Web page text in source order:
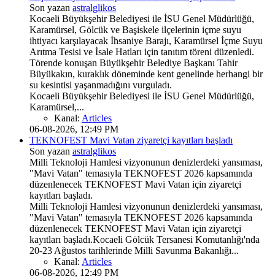
Son yazan astralglikos
Kocaeli Büyükşehir Belediyesi ile İSU Genel Müdürlüğü,
Karamürsel, Gölcük ve Başiskele ilçelerinin içme suyu
ihtiyacı karşılayacak İhsaniye Barajı, Karamürsel İçme Suyu
Arıtma Tesisi ve İsale Hatları için tanıtım töreni düzenledi.
Törende konuşan Büyükşehir Belediye Başkanı Tahir
Büyükakın, kuraklık döneminde kent genelinde herhangi bir
su kesintisi yaşanmadığını vurguladı.
Kocaeli Büyükşehir Belediyesi ile İSU Genel Müdürlüğü,
Karamürsel,...
Kanal: Articles
06-08-2026, 12:49 PM
TEKNOFEST Mavi Vatan ziyaretçi kayıtları başladı
Son yazan astralglikos
Milli Teknoloji Hamlesi vizyonunun denizlerdeki yansıması,
"Mavi Vatan" temasıyla TEKNOFEST 2026 kapsamında
düzenlenecek TEKNOFEST Mavi Vatan için ziyaretçi
kayıtları başladı.
Milli Teknoloji Hamlesi vizyonunun denizlerdeki yansıması,
"Mavi Vatan" temasıyla TEKNOFEST 2026 kapsamında
düzenlenecek TEKNOFEST Mavi Vatan için ziyaretçi
kayıtları başladı.Kocaeli Gölcük Tersanesi Komutanlığı'nda
20-23 Ağustos tarihlerinde Milli Savunma Bakanlığı...
Kanal: Articles
06-08-2026, 12:49 PM